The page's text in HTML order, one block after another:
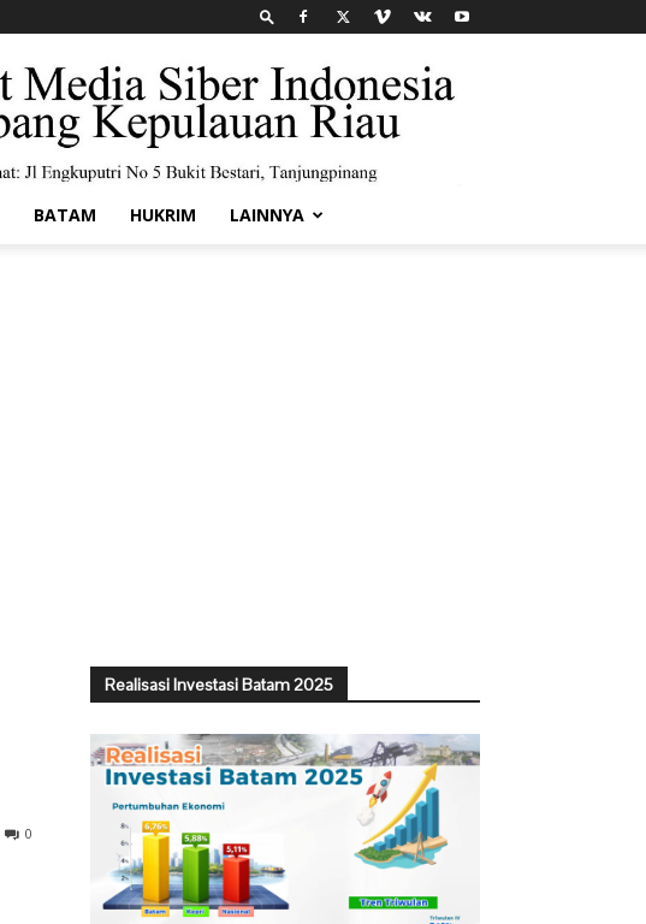
BATAM HUKRIM LAINNYA
0
Realisasi Investasi Batam 2025